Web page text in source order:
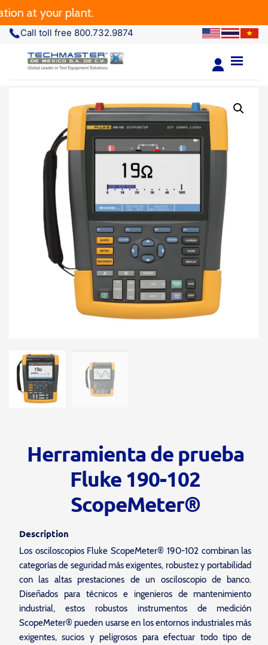
at your plant.
Call toll free 800.732.9874
Herramienta de prueba
Fluke 190-102
ScopeMeter®
Description
Los osciloscopios Fluke ScopeMeter® 190-102 combinan las
categorías de seguridad más exigentes, robustez y portabilidad
con las altas prestaciones de un osciloscopio de banco.
Diseñados para técnicos e ingenieros de mantenimiento
industrial, estos robustos instrumentos de medición
ScopeMeter® pueden usarse en los entornos industriales más
exigentes, sucios y peligrosos para efectuar todo tipo de